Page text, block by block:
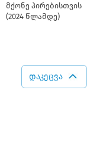
მქონე პირებისთვის
(2024 წლამდე)
დაკეცვა